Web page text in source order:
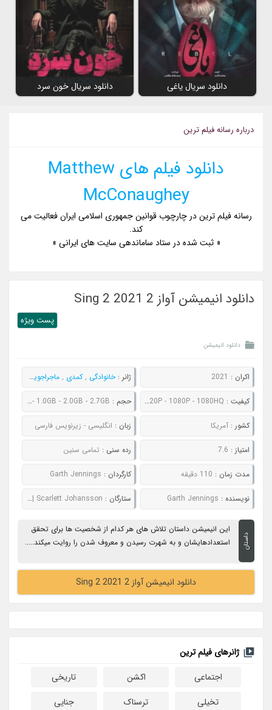
دانلود سریال یاغی دانلود سریال خون سرد
درباره رسانه فیلم ترین
دانلود فیلم های Matthew
McConaughey
رسانه فیلم ترین در چارچوب قوانین جمهوری اسلامی ایران فعالیت می
کند.
« ثبت شده در ستاد ساماندهی سایت های ایرانی »
دانلود انیمیشن آواز 2 Sing 2 2021
پست ويژه
دانلود انیمیشن
اکران : 2021 ژانر :خانوادگی ,کمدی , ماجراجویی
کیفیت : 480P - 720P - 1080P - 1080HQ حجم : 728MB - 1.0GB - 2.0GB - 2.7GB
کشور :آمریکا زبان : انگلیسی - زیرنویس فارسی
امتیاز : 7.6 رده سنی : تمامی سنین
مدت زمان : 110 دقیقه کارگردان : Garth Jennings
نویسنده : Garth Jennings ستارگان : Matthew McConaughey | Reese Witherspoon | Scarlett Johansson
داستان
این انیمیشن داستان تلاش های هر کدام از شخصیت ها برای تحقق
استعدادهایشان و به شهرت رسیدن و معروف شدن را روایت میکند.....
دانلود انیمیشن آواز 2 Sing 2 2021
ژانرهای فیلم ترین
اجتماعی
اکشن
تاریخی
تخیلی
ترسناک
جنایی